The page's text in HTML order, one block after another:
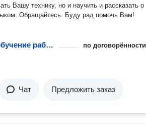
Вашу технику, но и научить и рассказать о
сложном простым языком. Обращайтесь. Буду рад помочь Вам!
Консультации и обучение работе с компьютерами по договорённости
Чат Предложить заказ